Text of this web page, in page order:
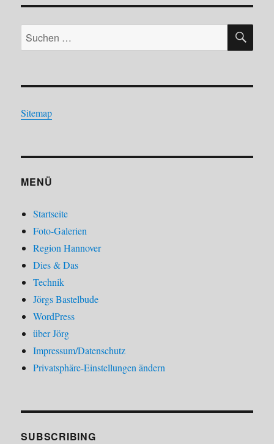
Suchen
nach:
Sitemap
MENÜ
Startseite
Foto-Galerien
Region Hannover
Dies & Das
Technik
Jörgs Bastelbude
WordPress
über Jörg
Impressum/Datenschutz
Privatsphäre-Einstellungen ändern
SUBSCRIBING